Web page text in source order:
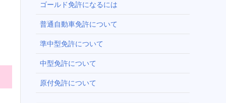
ゴールド免許になるには
普通自動車免許について
準中型免許について
中型免許について
原付免許について